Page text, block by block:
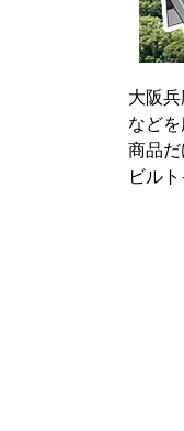
大阪
など
商品
ビル